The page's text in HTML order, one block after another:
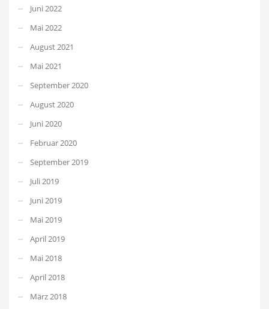
Juni 2022
Mai 2022
August 2021
Mai 2021
September 2020
August 2020
Juni 2020
Februar 2020
September 2019
Juli 2019
Juni 2019
Mai 2019
April 2019
Mai 2018
April 2018
März 2018